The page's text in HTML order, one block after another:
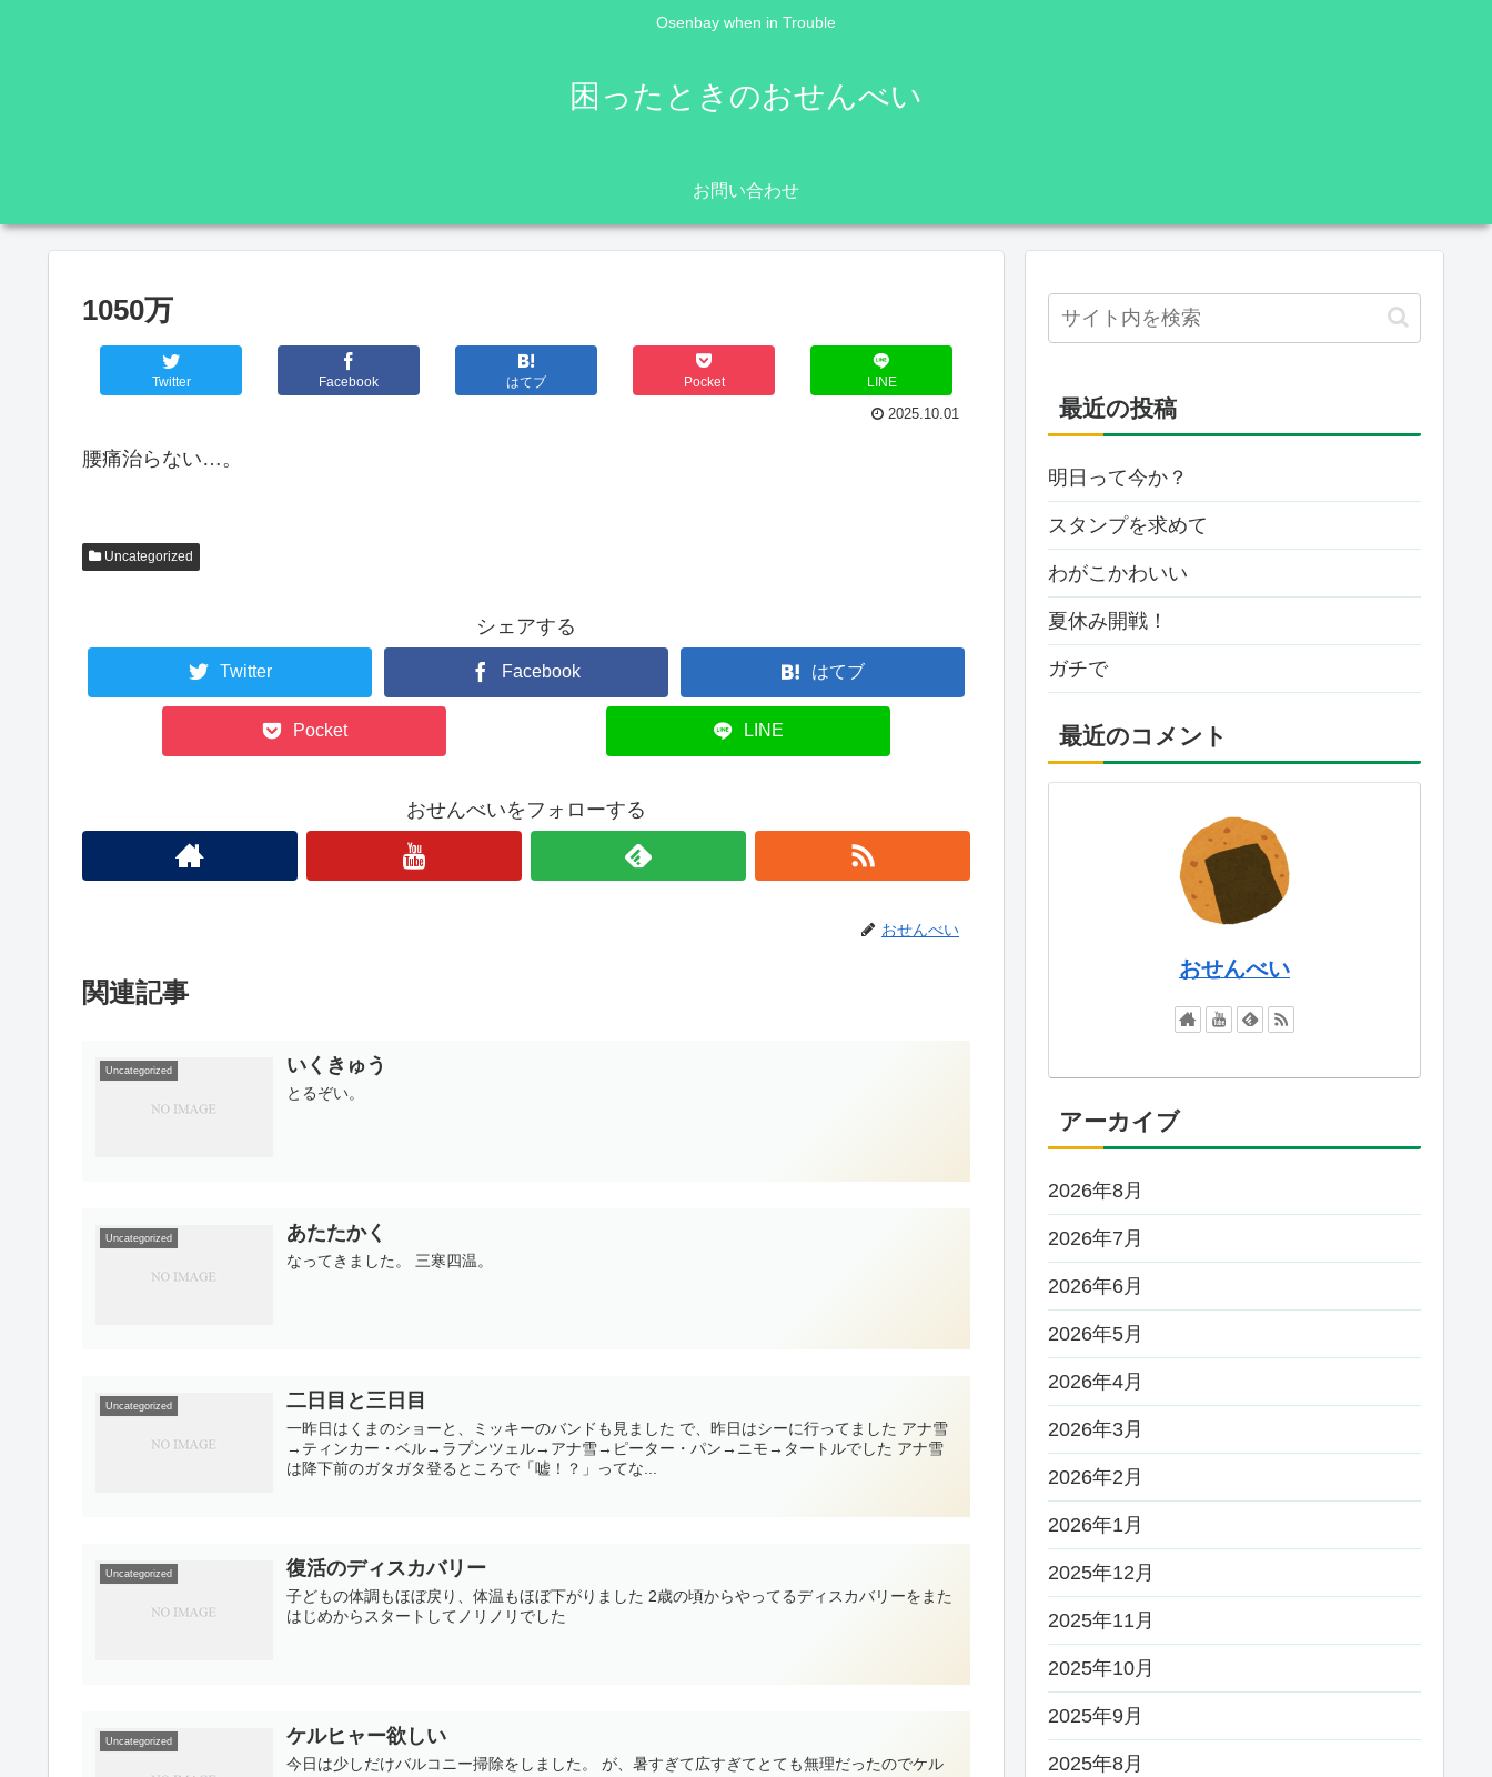
Osenbay when in Trouble
困ったときのおせんべい
お問い合わせ
1050万
Twitter Facebook はてブ Pocket LINE
2025.10.01
腰痛治らない…。
Uncategorized
シェアする
Twitter Facebook はてブ
Pocket LINE
おせんべいをフォローする
おせんべい
関連記事
Uncategorized いくきゅう
とるぞい。
Uncategorized あたたかく
なってきました。 三寒四温。
Uncategorized 二日目と三日目
一昨日はくまのショーと、ミッキーのバンドも見ました で、昨日はシーに行ってました アナ雪
→ティンカー・ベル→ラプンツェル→アナ雪→ピーター・パン→ニモ→タートルでした アナ雪
は降下前のガタガタ登るところで「嘘！？」ってな...
Uncategorized 復活のディスカバリー
子どもの体調もほぼ戻り、体温もほぼ下がりました 2歳の頃からやってるディスカバリーをまた
はじめからスタートしてノリノリでした
Uncategorized ケルヒャー欲しい
今日は少しだけバルコニー掃除をしました。 が、暑すぎて広すぎてとても無理だったのでケル
最近の投稿
明日って今か？
スタンプを求めて
わがこかわいい
夏休み開戦！
ガチで
最近のコメント
おせんべい
アーカイブ
2026年8月
2026年7月
2026年6月
2026年5月
2026年4月
2026年3月
2026年2月
2026年1月
2025年12月
2025年11月
2025年10月
2025年9月
2025年8月